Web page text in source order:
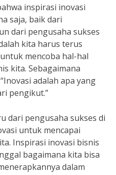
inspirasi inovasi
saja, baik dari
dari pengusaha sukses
kita harus terus
mencoba hal-hal
kita. Sebagaimana
adalah apa yang
pengikut.”
dari pengusaha sukses di
untuk mencapai
Inspirasi inovasi bisnis
bagaimana kita bisa
dalam